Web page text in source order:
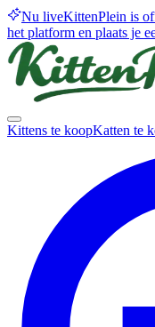
Nu liveKittenPlein is
het platform en plaats je
Kittens te koopKatten te